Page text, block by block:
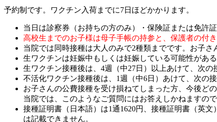
予約制です。ワクチン入荷までに7日ほどかかります。
当日は診察券（お持ちの方のみ）・保険証または免許
高校生までのお子様は母子手帳の持参と、保護者の付き
当院では同時接種は大人のみで2種類までです。お子さ
生ワクチンは妊娠中もしくは妊娠している可能性があ
生ワクチン接種後は、4週（中27日）以上あけて、次の
不活化ワクチン接種後は、1週（中6日）あけて、次の接
お子さんの公費接種を受け損ねてしまった方、今後ど
当院では、このようなご質問にはお答えしかねますので
接種証明書（日本語）は1通1620円、接種証明書（英
は記載できません。